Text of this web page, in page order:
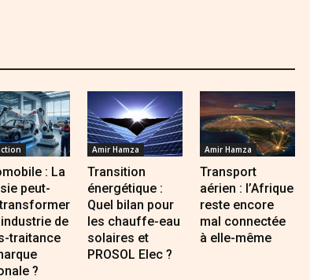
: La
peut-
de
traitance
?
Amir Hamza
Transition
énergétique :
Quel bilan pour
les chauffe-eau
solaires et
PROSOL Elec ?
Amir Hamza
Transport
aérien : l’Afrique
reste encore
mal connectée
à elle-même